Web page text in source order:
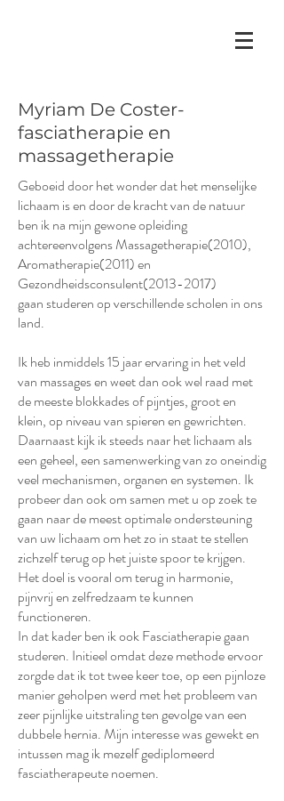
Myriam De Coster-
fasciatherapie en
massagetherapie
Geboeid door het wonder dat het menselijke
lichaam is en door de kracht van de natuur
ben ik na mijn gewone opleiding
achtereenvolgens Massagetherapie(2010),
Aromatherapie(2011) en
Gezondheidsconsulent(2013-2017)
gaan studeren op verschillende scholen in ons
land.
Ik heb inmiddels 15 jaar ervaring in het veld
van massages en weet dan ook wel raad met
de meeste blokkades of pijntjes, groot en
klein, op niveau van spieren en gewrichten.
Daarnaast kijk ik steeds naar het lichaam als
een geheel, een samenwerking van zo oneindig
veel mechanismen, organen en systemen. Ik
probeer dan ook om samen met u op zoek te
gaan naar de meest optimale ondersteuning
van uw lichaam om het zo in staat te stellen
zichzelf terug op het juiste spoor te krijgen.
Het doel is vooral om terug in harmonie,
pijnvrij en zelfredzaam te kunnen
functioneren.
In dat kader ben ik ook Fasciatherapie gaan
studeren. Initieel omdat deze methode ervoor
zorgde dat ik tot twee keer toe, op een pijnloze
manier geholpen werd met het probleem van
zeer pijnlijke uitstraling ten gevolge van een
dubbele hernia. Mijn interesse was gewekt en
intussen mag ik mezelf gediplomeerd
fasciatherapeute noemen.